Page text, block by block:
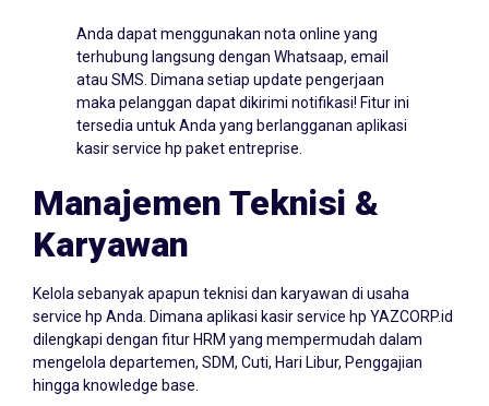
Anda dapat menggunakan nota online yang
terhubung langsung dengan Whatsaap, email
atau SMS. Dimana setiap update pengerjaan
maka pelanggan dapat dikirimi notifikasi! Fitur ini
tersedia untuk Anda yang berlangganan aplikasi
Manajemen Teknisi &
Karyawan
Kelola sebanyak apapun teknisi dan karyawan di usaha
service hp Anda. Dimana aplikasi kasir service hp YAZCORP.id
dilengkapi dengan fitur HRM yang mempermudah dalam
mengelola departemen, SDM, Cuti, Hari Libur, Penggajian